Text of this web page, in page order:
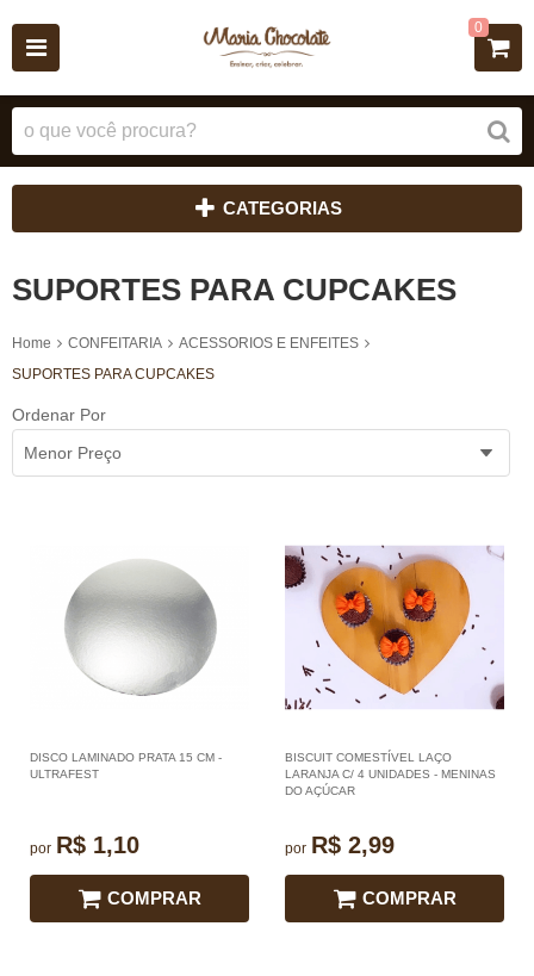
0
CATEGORIAS
SUPORTES PARA CUPCAKES
Home CONFEITARIA
ACESSORIOS E ENFEITES
SUPORTES PARA CUPCAKES
Ordenar Por
Menor Preço
DISCO LAMINADO PRATA 15 CM -
ULTRAFEST
por R$ 1,10
COMPRAR
BISCUIT COMESTÍVEL LAÇO
LARANJA C/ 4 UNIDADES - MENINAS
DO AÇÚCAR
por R$ 2,99
COMPRAR